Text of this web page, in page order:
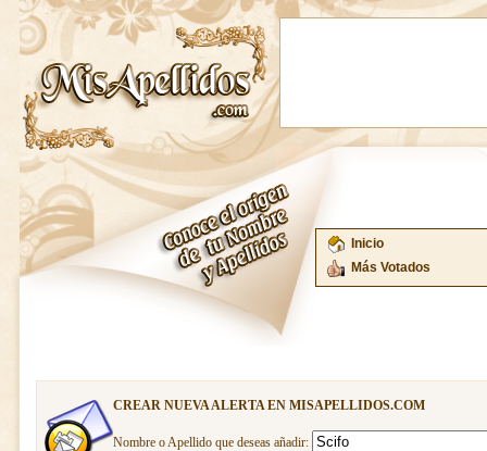
Inicio
Más Votados
CREAR NUEVA ALERTA EN MISAPELLIDOS.COM
Nombre o Apellido que deseas añadir: